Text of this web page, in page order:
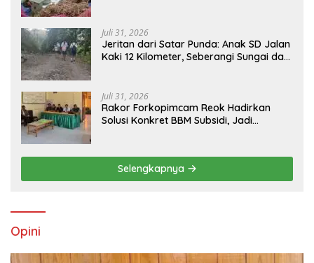
Juli 31, 2026
Jeritan dari Satar Punda: Anak SD Jalan
Kaki 12 Kilometer, Seberangi Sungai dan
Juli 31, 2026
Rakor Forkopimcam Reok Hadirkan
Solusi Konkret BBM Subsidi, Jadi
Selengkapnya
Opini